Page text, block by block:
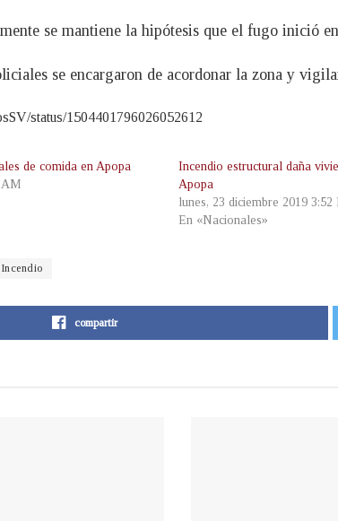
se mantiene la hipótesis que el fugo inició
se encargaron de acordonar la zona y
status/1504401796026052612
de comida en Apopa
AM
Incendio estructural daña
Apopa
lunes, 23 diciembre 2019 3:52
En «Nacionales»
Incendio
compartir